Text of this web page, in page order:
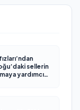
sellerin
yardımcı